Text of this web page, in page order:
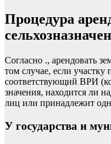
Процедура
Согласно ., арендовать
том случае, если
соответствующий ВРИ
значения, находится ли
лиц или принадлежит
У государства и